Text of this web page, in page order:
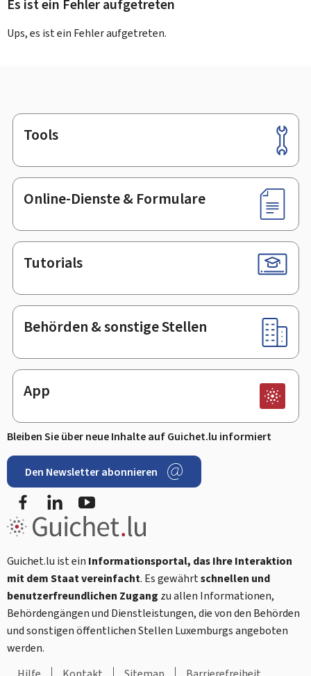
Es ist ein Fehler aufgetreten
Ups, es ist ein Fehler aufgetreten.
Footer
Tools
Online-Dienste & Formulare
Tutorials
Behörden & sonstige Stellen
App
Bleiben Sie über neue Inhalte auf Guichet.lu informiert
Den Newsletter abonnieren
FacebookLinkedIn
Guichet.lu ist ein Informationsportal, das Ihre Interaktion
mit dem Staat vereinfacht. Es gewährtschnellen und
benutzerfreundlichen Zugang zu allen Informationen,
Behördengängen und Dienstleistungen, die von den Behörden
und sonstigen öffentlichen Stellen Luxemburgs angeboten
werden.